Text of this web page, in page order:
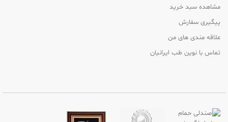
مشاهده سبد خرید
پیگیری سفارش
علاقه مندی های من
تماس با نوین طب ایرانیان